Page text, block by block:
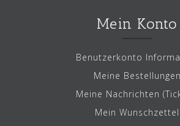
Mein Konto
Benutzerkonto
Meine Bestellungen
Meine Nachrichten
Mein Wunschzettel